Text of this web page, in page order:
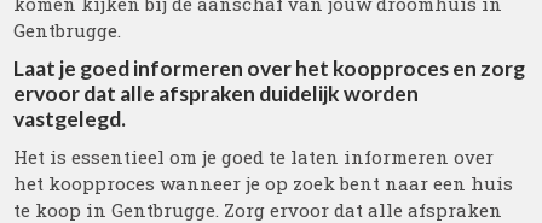
Gentbrugge.
Laat je goed informeren over het koopproces en zorg
ervoor dat alle afspraken duidelijk worden
vastgelegd.
Het is essentieel om je goed te laten informeren over
het koopproces wanneer je op zoek bent naar een huis
te koop in Gentbrugge. Zorg ervoor dat alle afspraken